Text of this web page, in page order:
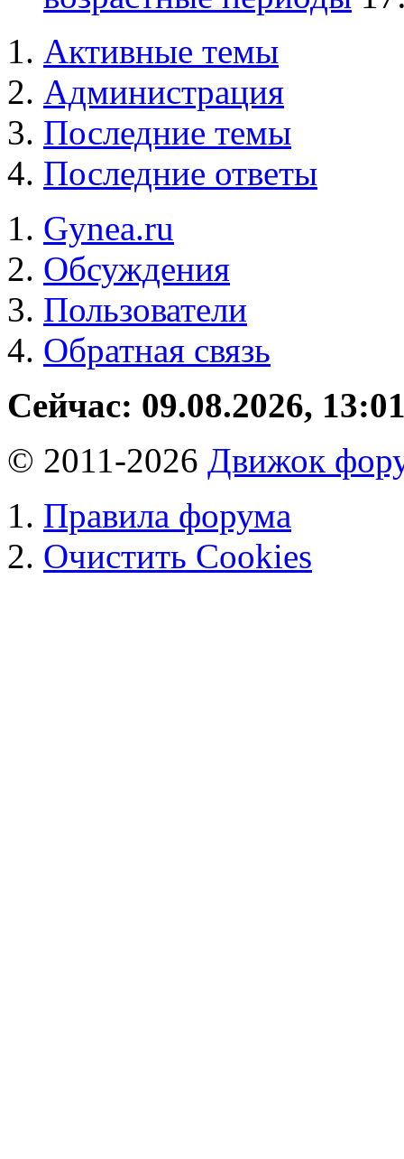
Активные темы
Администрация
Последние темы
Последние ответы
Gynea.ru
Обсуждения
Пользователи
Обратная связь
Сейчас: 09.08.2026,
© 2011-2026 Движок
Правила форума
Очистить Cookies